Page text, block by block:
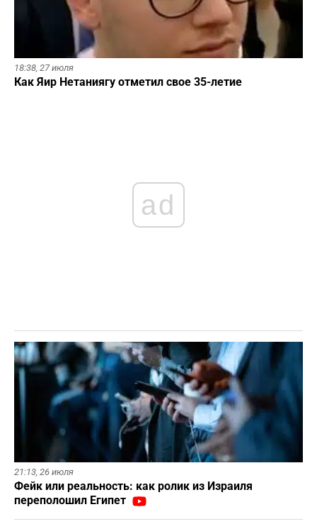
18:38, 27 июля
Как Яир Нетаниягу отметил свое 35-летие
ad
21:13, 26 июля
Фейк или реальность: как ролик из Израиля
переполошил Египет